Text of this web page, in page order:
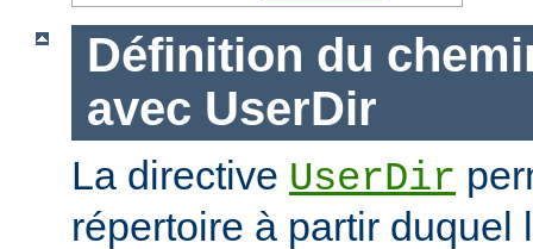
Définition du
avec UserDir
La directive UserDir
répertoire à partir duquel